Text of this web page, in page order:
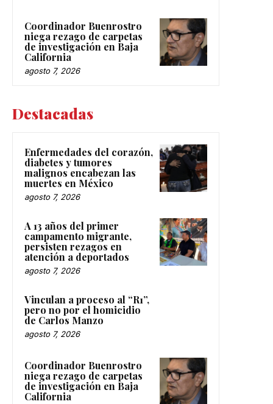
Coordinador Buenrostro
niega rezago de carpetas
de investigación en Baja
California
agosto 7, 2026
Destacadas
Enfermedades del corazón,
diabetes y tumores
malignos encabezan las
muertes en México
agosto 7, 2026
A 13 años del primer
campamento migrante,
persisten rezagos en
atención a deportados
agosto 7, 2026
Vinculan a proceso al “R1”,
pero no por el homicidio
de Carlos Manzo
agosto 7, 2026
Coordinador Buenrostro
niega rezago de carpetas
de investigación en Baja
California